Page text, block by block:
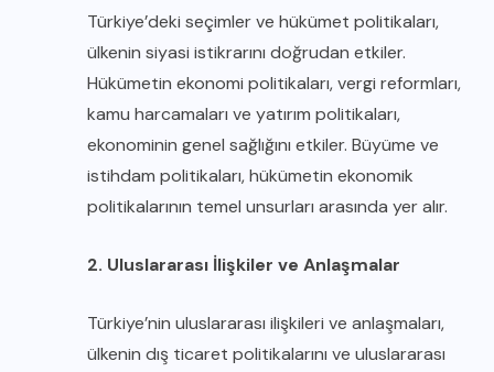
Türkiye’deki seçimler ve hükümet politikaları,
ülkenin siyasi istikrarını doğrudan etkiler.
Hükümetin ekonomi politikaları, vergi reformları,
kamu harcamaları ve yatırım politikaları,
ekonominin genel sağlığını etkiler. Büyüme ve
istihdam politikaları, hükümetin ekonomik
politikalarının temel unsurları arasında yer alır.
2. Uluslararası İlişkiler ve Anlaşmalar
Türkiye’nin uluslararası ilişkileri ve anlaşmaları,
ülkenin dış ticaret politikalarını ve uluslararası